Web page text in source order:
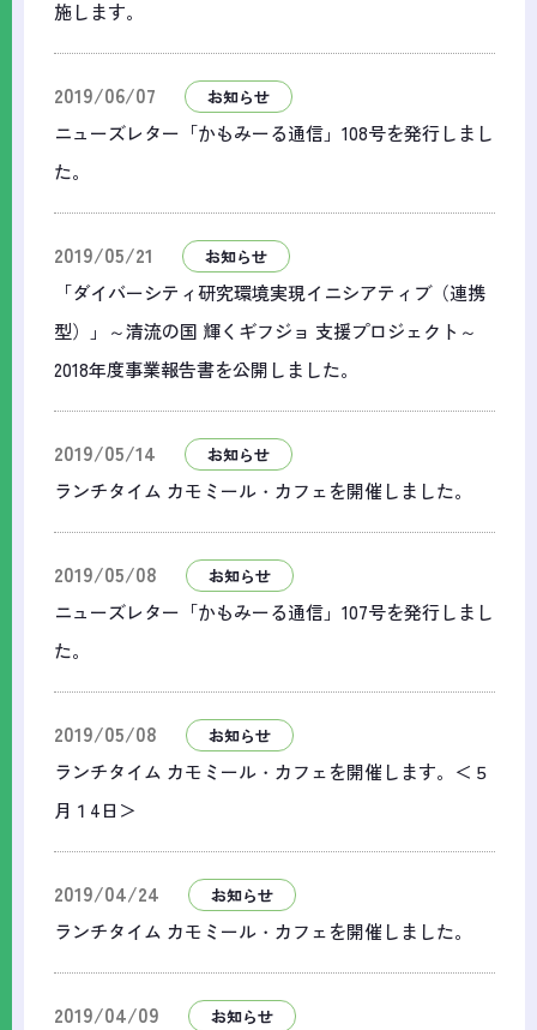
施します。
2019/06/07 お知らせ
ニューズレター「かもみーる通信」108号を発行しまし
た。
2019/05/21 お知らせ
「ダイバーシティ研究環境実現イニシアティブ（連携
型）」～清流の国 輝くギフジョ 支援プロジェクト～
2018年度事業報告書を公開しました。
2019/05/14 お知らせ
ランチタイム カモミール・カフェを開催しました。
2019/05/08 お知らせ
ニューズレター「かもみーる通信」107号を発行しまし
た。
2019/05/08 お知らせ
ランチタイム カモミール・カフェを開催します。＜５
月１4日＞
2019/04/24 お知らせ
ランチタイム カモミール・カフェを開催しました。
2019/04/09 お知らせ